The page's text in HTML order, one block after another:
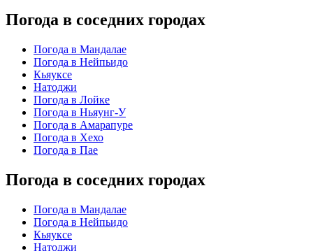
Погода в соседних городах
Погода в Мандалае
Погода в Нейпьидо
Кьяуксе
Натоджи
Погода в Лойке
Погода в Ньяунг-У
Погода в Амарапуре
Погода в Хехо
Погода в Пае
Погода в соседних городах
Погода в Мандалае
Погода в Нейпьидо
Кьяуксе
Натоджи